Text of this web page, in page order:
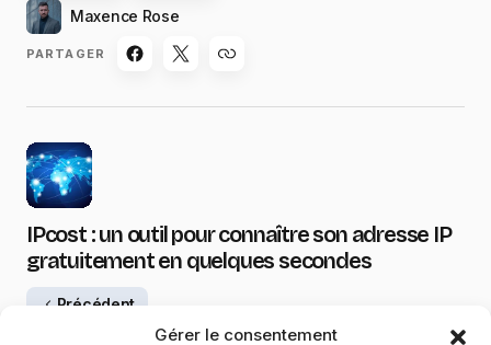
Gérer le consentement
Maxence Rose
PARTAGER
IPcost : un outil pour connaître son adresse IP
gratuitement en quelques secondes
Précédent